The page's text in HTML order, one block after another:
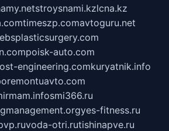
stroysnami.kzlcna.kz
timeszp.comavtoguru.net
poisk-auto.com
ost-engineering.comkuryatnik.info
smi366.ru
yes-fitness.ru
voda-otri.rutishinapve.ru